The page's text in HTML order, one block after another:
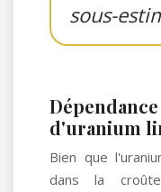
sous-
d'uranium
Bien que
dans la